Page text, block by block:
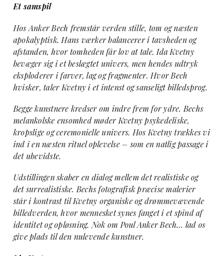
Et samspil
Hos Anker Bech fremstår verden stille, tom og næsten
apokalyptisk. Hans værker balancerer i tavsheden og
afstanden, hvor tomheden får lov at tale. Ida Kvetny
bevæger sig i et beslægtet univers, men hendes udtryk
eksploderer i farver, lag og fragmenter. Hvor Bech
hvisker, taler Kvetny i et intenst og sanseligt billedsprog.
Begge kunstnere kredser om indre frem for ydre. Bechs
melankolske ensomhed møder Kvetny psykedeliske,
kropslige og ceremonielle univers. Hos Kvetny trækkes vi
ind i en næsten rituel oplevelse – som en natlig passage i
det ubevidste.
Udstillingen skaber en dialog mellem det realistiske og
det surrealistiske. Bechs fotografisk præcise malerier
står i kontrast til Kvetny organiske og drømmevævende
billedverden, hvor mennesket synes fanget i et spind af
identitet og opløsning. Nok om Poul Anker Bech… lad os
give plads til den nulevende kunstner.